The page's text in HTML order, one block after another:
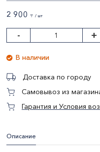
Описание
2 900 〒 / шт
- +
В наличии
Доставка по городу
Самовывоз из
Гарантия и Условия